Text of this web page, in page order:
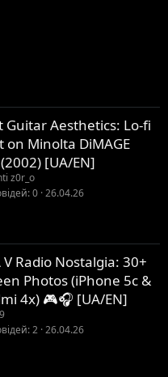
Guitar Aesthetics: Lo-fi
on Minolta DiMAGE
[UA/EN]
z0r_o
0 26.04.26
V Radio Nostalgia: 30+
Photos (iPhone 5c &
4x) 🎮🎧 [UA/EN]
2 26.04.26